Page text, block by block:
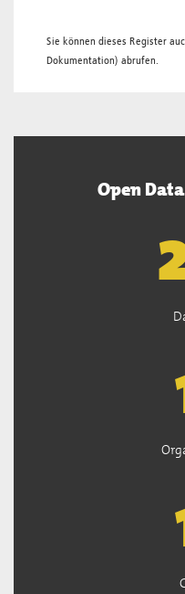
Sie können dieses Register
Dokumentation) abrufen.
Open